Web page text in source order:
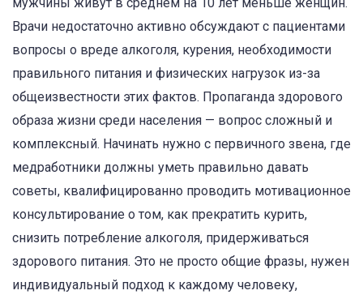
Врачи недостаточно активно обсуждают с пациентами
вопросы о вреде алкоголя, курения, необходимости
правильного питания и физических нагрузок из-за
общеизвестности этих фактов. Пропаганда здорового
образа жизни среди населения — вопрос сложный и
комплексный. Начинать нужно с первичного звена, где
медработники должны уметь правильно давать
советы, квалифицированно проводить мотивационное
консультирование о том, как прекратить курить,
снизить потребление алкоголя, придерживаться
здорового питания. Это не просто общие фразы, нужен
индивидуальный подход к каждому человеку,